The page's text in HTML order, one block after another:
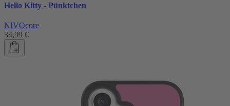
Hello Kitty - Pünktchen
NIVOcore
34,99 €